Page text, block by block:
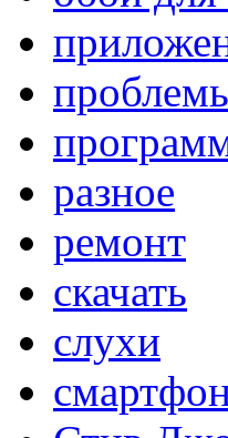
разное
ремонт
скачать
слухи